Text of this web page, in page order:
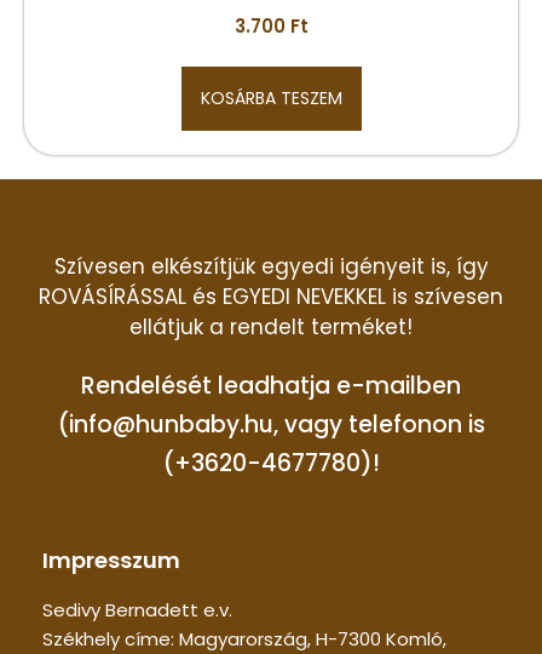
3.700 Ft
KOSÁRBA TESZEM
Szívesen elkészítjük egyedi igényeit is, így
ROVÁSÍRÁSSAL és EGYEDI NEVEKKEL is szívesen
ellátjuk a rendelt terméket!
Rendelését leadhatja e-mailben
(info@hunbaby.hu, vagy telefonon is
(+3620-4677780)!
Impresszum
Sedivy Bernadett e.v.
Székhely címe: Magyarország, H-7300 Komló,